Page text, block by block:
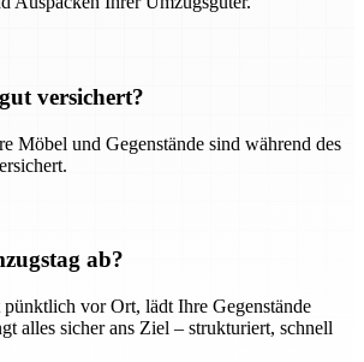
versichert?
Möbel und Gegenstände sind während des
ab?
pünktlich vor Ort, lädt Ihre Gegenstände
alles sicher ans Ziel – strukturiert, schnell